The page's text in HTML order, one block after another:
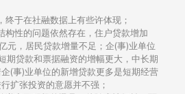
终于在社融数据上有些许体现；
构性的问题依然存在，住户贷款增加
元，居民贷款增量不足；企(事)业单位
期贷款和票据融资的增幅更大，中长期
(事)业单位的新增贷款更多是短期经营
扩张投资的意愿并不强；